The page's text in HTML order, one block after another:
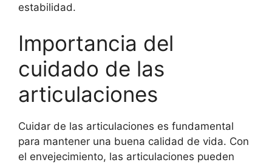
estabilidad.
Importancia del
cuidado de las
articulaciones
Cuidar de las articulaciones es fundamental
para mantener una buena calidad de vida. Con
el envejecimiento, las articulaciones pueden